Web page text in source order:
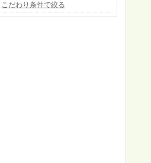
こだわり条件で絞る